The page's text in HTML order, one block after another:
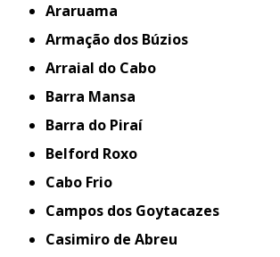
Araruama
Armação dos Búzios
Arraial do Cabo
Barra Mansa
Barra do Piraí
Belford Roxo
Cabo Frio
Campos dos Goytacazes
Casimiro de Abreu